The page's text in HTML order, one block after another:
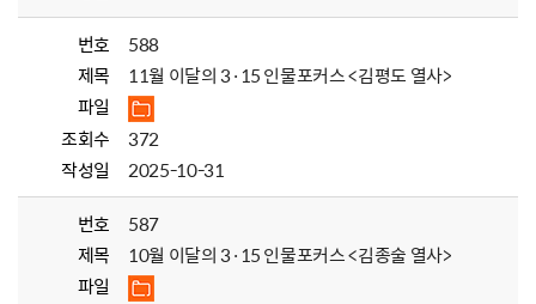
번호
588
제목
11월 이달의 3·15 인물포커스 <김평도 열사>
파일
조회수
372
작성일
2025-10-31
번호
587
제목
10월 이달의 3·15 인물포커스 <김종술 열사>
파일